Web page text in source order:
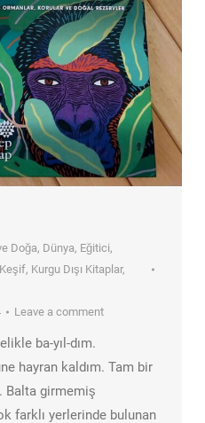
Doğa, Dünya, Eğitici,
Keşif, Kurgu Dışı Kitaplar,
Leave a comment
ba-yıl-dım.
hayran kaldım. Tam bir
Balta girmemiş
farklı yerlerinde bulunan